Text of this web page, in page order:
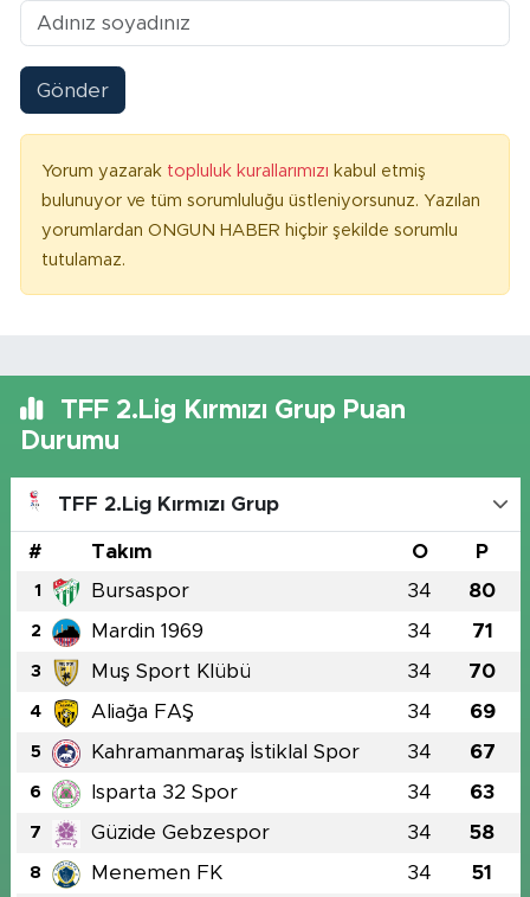
Gönder
Yorum yazarak topluluk kurallarımızı kabul etmiş
bulunuyor ve tüm sorumluluğu üstleniyorsunuz. Yazılan
yorumlardan ONGUN HABER hiçbir şekilde sorumlu
tutulamaz.
TFF 2.Lig Kırmızı Grup Puan
Durumu
TFF 2.Lig Kırmızı Grup
# Takım O P
1 Bursaspor 34 80
2 Mardin 1969 34 71
3 Muş Sport Klübü 34 70
4 Aliağa FAŞ 34 69
5 Kahramanmaraş İstiklal Spor 34 67
6 Isparta 32 Spor 34 63
7 Güzide Gebzespor 34 58
8 Menemen FK 34 51